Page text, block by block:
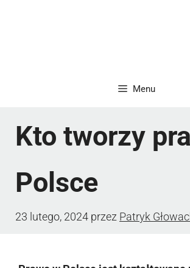
Menu
Kto tworzy
Polsce
23 lutego, 2024 przez Patryk